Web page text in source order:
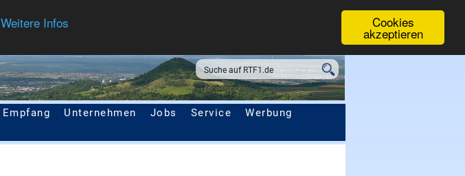
Cookies
akzeptieren
Weitere Infos
Empfang Unternehmen Jobs Service
Werbung